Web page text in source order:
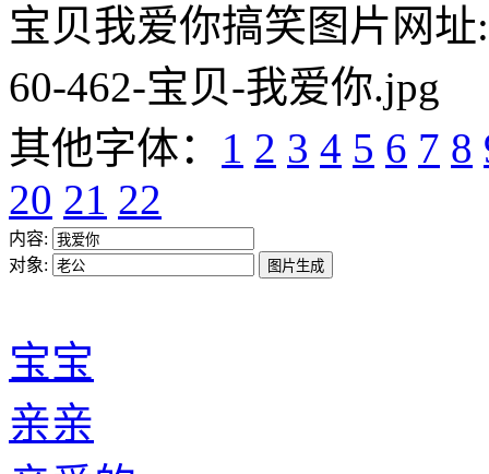
宝贝我爱你搞笑图片网址
60-462-宝贝-我爱你.jpg
其他字体： 1 2 3 4 5 6 7 8
20 21 22
内容:
对象:
宝宝
亲亲